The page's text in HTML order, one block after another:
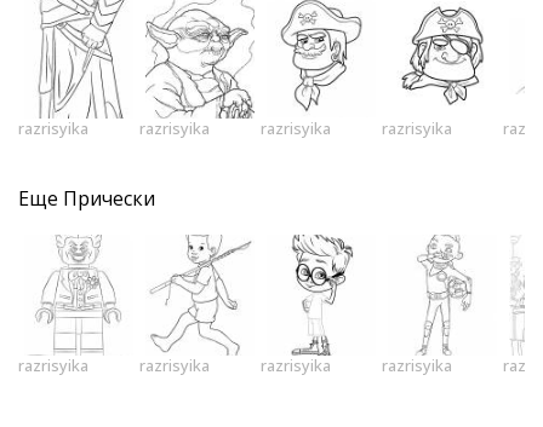
razrisyika razrisyika razrisyika razrisyika
Еще Прически
razrisyika razrisyika razrisyika razrisyika